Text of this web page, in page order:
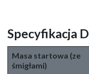
Specyfikacja
Masa startowa (ze
śmigłami)